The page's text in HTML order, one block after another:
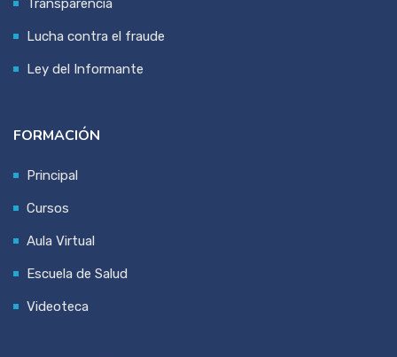
Lucha contra el fraude
Ley del Informante
FORMACIÓN
Principal
Cursos
Aula Virtual
Escuela de Salud
Videoteca